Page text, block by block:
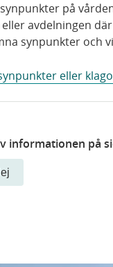
på
avdelningen
synpunkter och
eller
informationen på